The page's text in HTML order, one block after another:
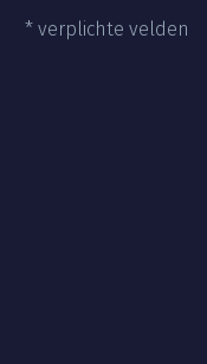
* verplichte velden